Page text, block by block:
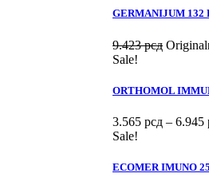
GERMANIJUM 132
9.423рсд
Sale!
ORTHOMOL
3.565 рсд – 6.945
Sale!
ECOMER IMUNO